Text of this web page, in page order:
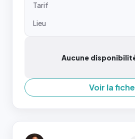
Tarif
Lieu
Aucune
Voir la fiche